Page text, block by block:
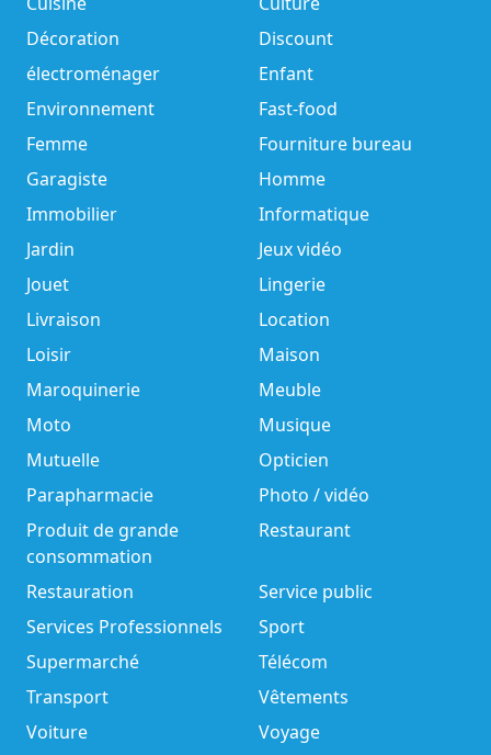
Décoration
Discount
électroménager
Enfant
Environnement
Fast-food
Femme
Fourniture bureau
Garagiste
Homme
Immobilier
Informatique
Jardin
Jeux vidéo
Jouet
Lingerie
Livraison
Location
Loisir
Maison
Maroquinerie
Meuble
Moto
Musique
Mutuelle
Opticien
Parapharmacie
Photo / vidéo
Produit de grande
consommation
Restaurant
Restauration
Service public
Services Professionnels
Sport
Supermarché
Télécom
Transport
Vêtements
Voiture
Voyage